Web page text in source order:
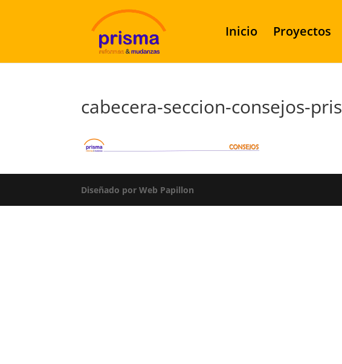
Inicio Proyectos
cabecera-seccion-consejos-
Diseñado por Web Papillon